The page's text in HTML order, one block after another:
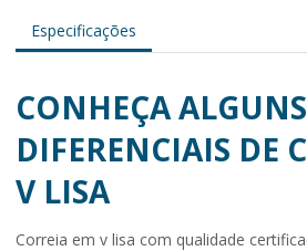
Especificações
CONHEÇA ALGUNS
DIFERENCIAIS DE
V LISA
Correia em v lisa com qualidade